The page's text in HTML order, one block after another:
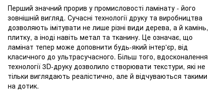
Перший значний прорив у промисловості ламінату - його
зовнішній вигляд. Сучасні технології друку та виробництва
дозволяють імітувати не лише різні види дерева, а й камінь,
плитку, а іноді навіть метал та тканину. Це означає, що
ламінат тепер може доповнити будь-який інтер'єр, від
класичного до ультрасучасного. Більш того, вдосконалення
технології 3D-друку дозволило створювати текстури, які не
тільки виглядають реалістично, але й відчуваються такими
на дотик.